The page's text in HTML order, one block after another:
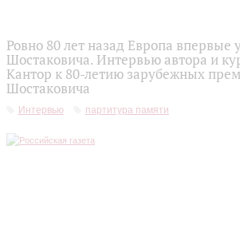
Ровно 80 лет назад Европа
Шостаковича. Интервью автора и
Кантор к 80-летию зарубежных
Шостаковича
Интервью партитура памяти